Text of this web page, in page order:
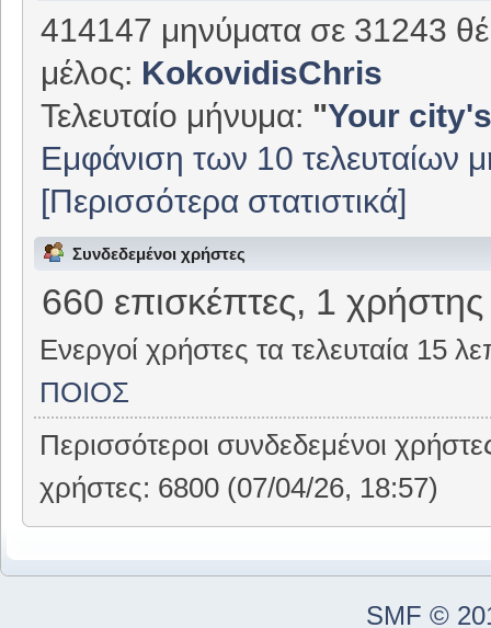
414147 μηνύματα σε 31243
μέλος: KokovidisChris
Τελευταίο μήνυμα: "Your
Εμφάνιση των 10 τελευταίων
[Περισσότερα στατιστικά]
Συνδεδεμένοι χρήστες
660 επισκέπτες, 1 χρήστης
Ενεργοί χρήστες τα τελευταία 15
ΠΟΙΟΣ
Περισσότεροι συνδεδεμένοι
χρήστες: 6800 (07/04/26, 18:57)
SMF ©